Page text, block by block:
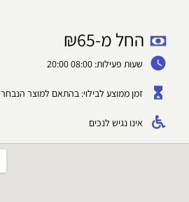
החל מ- ₪65
שעות פעילות: 08:00 20:00
זמן ממוצע לבילוי: בהתאם למוצר הנבחר
אינו נגיש לנכים